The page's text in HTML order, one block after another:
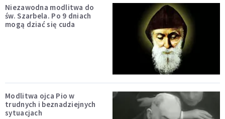
Niezawodna modlitwa do
św. Szarbela. Po 9 dniach
mogą dziać się cuda
Modlitwa ojca Pio w
trudnych i beznadziejnych
sytuacjach